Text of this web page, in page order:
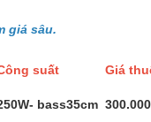
giá sâu.
suất
Giá
bass35cm